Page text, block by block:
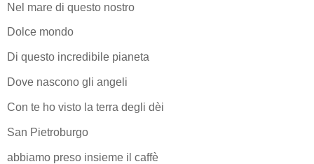
Nel mare di questo nostro
Dolce mondo
Di questo incredibile pianeta
Dove nascono gli angeli
Con te ho visto la terra degli dèi
San Pietroburgo
abbiamo preso insieme il caffè